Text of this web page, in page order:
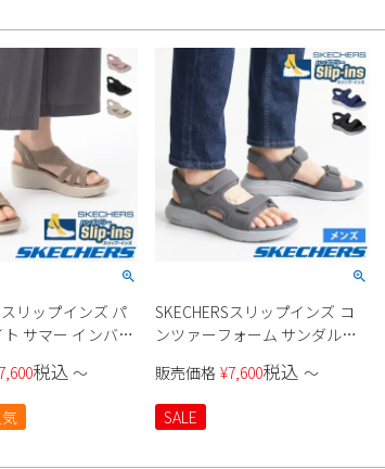
スリップインズ パ
サマー インバイ
税込 〜
SKECHERSスリップインズ コ
ンツァーフォーム サンダル
販売価格 ¥7,600税込 〜
SALE